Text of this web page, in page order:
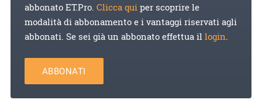
abbonato ET.Pro. Clicca quiper scoprire le
modalità di abbonamento e i vantaggi riservati agli
abbonati. Se sei già un abbonato effettua illogin.
ABBONATI